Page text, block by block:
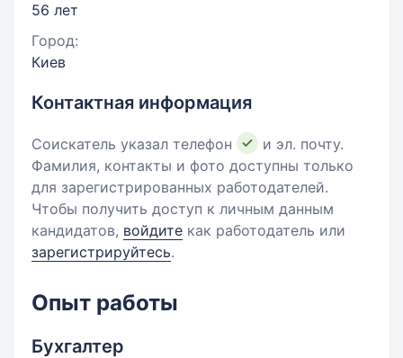
56 лет
Город:
Киев
Контактная информация
Соискатель указал телефон
и эл. почту.
Фамилия, контакты и фото доступны только
для зарегистрированных работодателей.
Чтобы получить доступ к личным данным
кандидатов, войдите как работодатель или
зарегистрируйтесь.
Опыт работы
Бухгалтер